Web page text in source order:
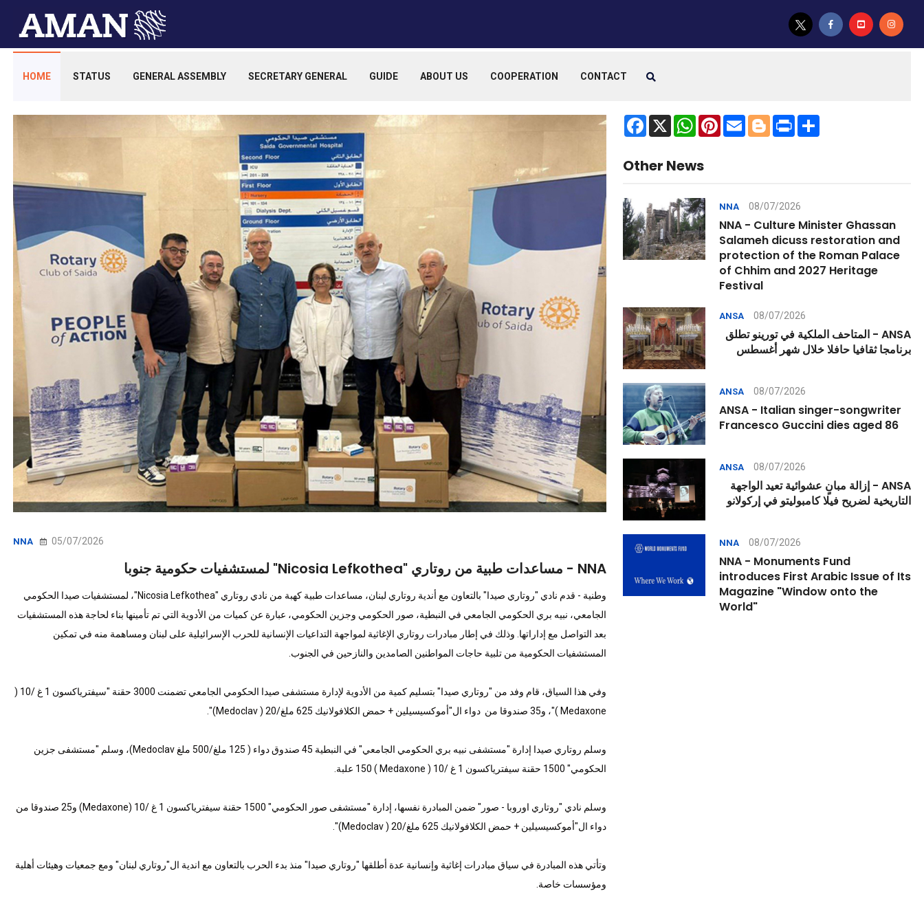
HOME STATUS GENERAL ASSEMBLY SECRETARY GENERAL GUIDE ABOUT US COOPERATION CONTACT
NNA 05/07/2026
NNA - مساعدات طبية من روتاري "Nicosia Lefkothea" لمستشفيات حكومية جنوبا
وطنية - قدم نادي "روتاري صيدا" بالتعاون مع أندية روتاري لبنان، مساعدات طبية كهبة من نادي روتاري "Nicosia Lefkothea"، لمستشفيات صيدا الحكومي
الجامعي، نبيه بري الحكومي الجامعي في النبطية، صور الحكومي وجزين الحكومي، عبارة عن كميات من الأدوية التي تم تأمينها بناء لحاجة هذه المستشفيات
بعد التواصل مع إداراتها. وذلك في إطار مبادرات روتاري الإغاثية لمواجهة التداعيات الإنسانية للحرب الإسرائيلية على لبنان ومساهمة منه في تمكين
المستشفيات الحكومية من تلبية حاجات المواطنين الصامدين والنازحين في الجنوب.
وفي هذا السياق، قام وفد من "روتاري صيدا" بتسليم كمية من الأدوية لإدارة مستشفى صيدا الحكومي الجامعي تضمنت 3000 حقنة "سيفترياكسون 1 غ /10 (
Medaxone )"، و35 صندوقا من دواء ال"أموكسيسيلين + حمض الكلافولانيك 625 ملغ/20 ( Medoclav)".
وسلم روتاري صيدا إدارة "مستشفى نبيه بري الحكومي الجامعي" في النبطية 45 صندوق دواء ( 125 ملغ/500 ملغ Medoclav)، وسلم "مستشفى جزين
الحكومي" 1500 حقنة سيفترياكسون 1 غ /10 ( Medaxone ) 150 علبة.
وسلم نادي "روتاري اوروبا - صور" ضمن المبادرة نفسها، إدارة "مستشفى صور الحكومي" 1500 حقنة سيفترياكسون 1 غ /10 (Medaxone) و25 صندوقا من
دواء ال"أموكسيسيلين + حمض الكلافولانيك 625 ملغ/20 ( Medoclav)".
وتأتي هذه المبادرة في سياق مبادرات إغاثية وإنسانية عدة أطلقها "روتاري صيدا" منذ بدء الحرب بالتعاون مع اندية ال"روتاري لبنان" ومع جمعيات وهيئات أهلية
ومؤسسات خاصة.
Facebook
X WhatsApp
Pinterest
EmailBlogger
Print Share
Other News
NNA 08/07/2026
NNA - Culture Minister Ghassan
Salameh dicuss restoration and
protection of the Roman Palace
of Chhim and 2027 Heritage
Festival
ANSA 08/07/2026
ANSA - المتاحف الملكية في تورينو تطلق
برنامجا ثقافيا حافلا خلال شهر أغسطس
ANSA 08/07/2026
ANSA - Italian singer-songwriter
Francesco Guccini dies aged 86
ANSA 08/07/2026
ANSA - إزالة مبانٍ عشوائية تعيد الواجهة
التاريخية لضريح فيلا كامبوليتو في إركولانو
NNA 08/07/2026
NNA - Monuments Fund
introduces First Arabic Issue of Its
Magazine "Window onto the
World"